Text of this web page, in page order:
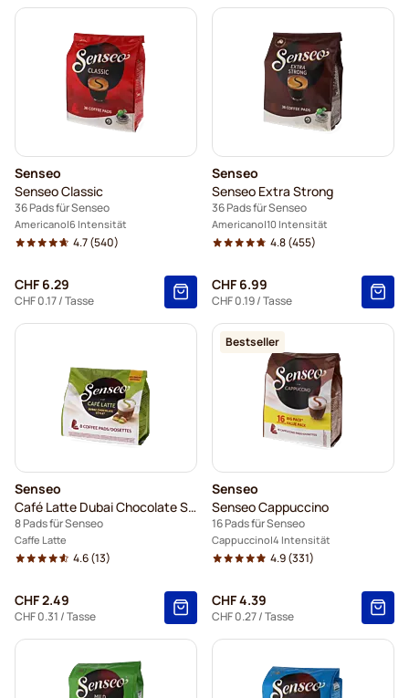
Senseo
Senseo Classic
36 Pads für Senseo
Americano 6 Intensität
4.7(540)
CHF 6.29
CHF 0.17/ Tasse
Senseo
Senseo Extra Strong
36 Pads für Senseo
Americano 10 Intensität
4.8(455)
CHF 6.99
CHF 0.19/ Tasse
Senseo
Café Latte Dubai Chocolate Style
8 Pads für Senseo
Caffe Latte
4.6(13)
CHF 2.49
CHF 0.31 / Tasse
Bestseller
Senseo
Senseo Cappuccino
16 Pads für Senseo
Cappuccino 4 Intensität
4.9(331)
CHF 4.39
CHF 0.27/ Tasse
Kaffekapslen für Senseo® Senseo-Pads für Senseo